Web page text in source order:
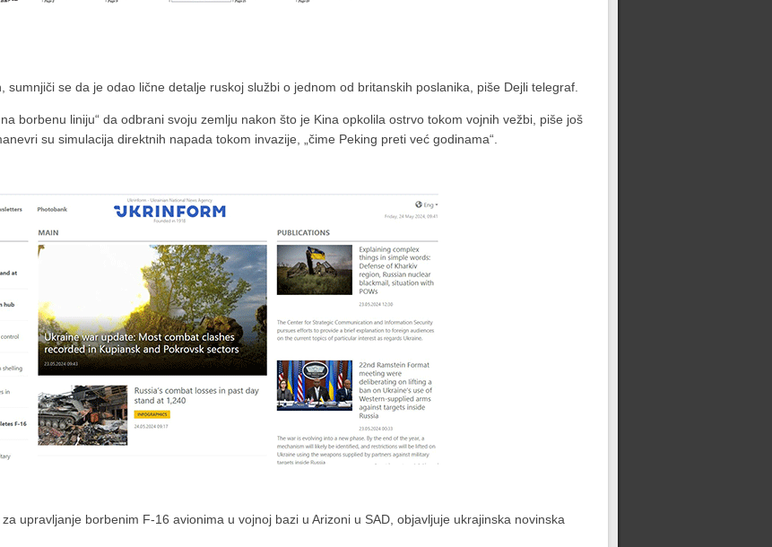
se da je odao lične detalje ruskoj službi o jednom od britanskih poslanika, piše Dejli telegraf.
borbenu liniju“ da odbrani svoju zemlju nakon što je Kina opkolila ostrvo tokom vojnih vežbi, piše još
su simulacija direktnih napada tokom invazije, „čime Peking preti već godinama“.
upravljanje borbenim F-16 avionima u vojnoj bazi u Arizoni u SAD, objavljuje ukrajinska novinska